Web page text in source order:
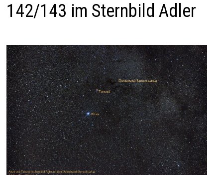
142/143 im Sternbild Adler